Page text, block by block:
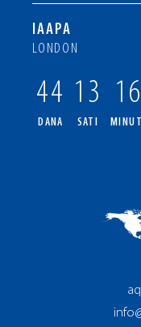
IAAPA
LONDON
44
DANA
13
SATI
16